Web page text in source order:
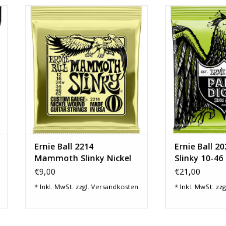
Wie alle Ernie Ball Saiten werden
auch die Ernie Ball Mammoth
Slinkys unter höchstem
Fertigungsstandard und strenger
Kontrolle produziert, um
gleichbleibend hohe Qualität,
Beständigkeit und maximale
Performance zu gewährleisten.
Die Wound-Saiten bestehen
ZUM WARENKORB HINZUFÜGEN
Ernie Ball 2214
Mammoth Slinky Nickel
Wound
€9,00
* Inkl. MwSt. zzgl. Versandkosten
Paradigm
reißfestesten
Paradigm
bieten
Festigkeit und
100% Slinky-
Ernie Balls
ist
ZUM
Ernie Ball
Slinky 10-46
Wound
€21,00
* Inkl. MwSt.